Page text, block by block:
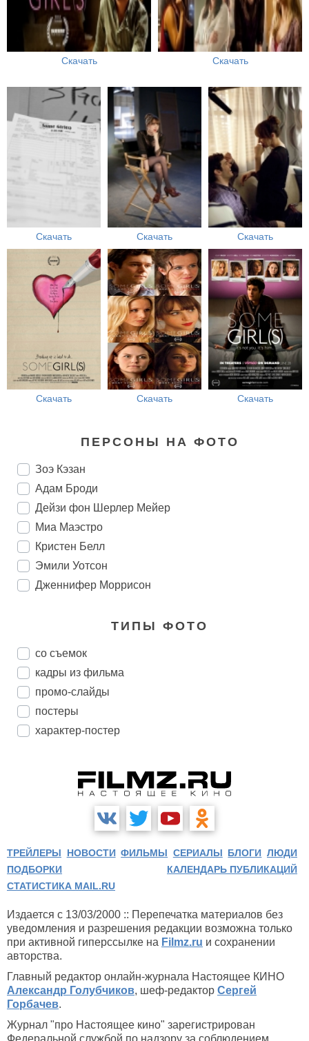
Скачать Скачать
Скачать Скачать Скачать
Скачать Скачать Скачать
ПЕРСОНЫ НА ФОТО
Зоэ Кэзан
Адам Броди
Дейзи фон Шерлер Мейер
Миа Маэстро
Кристен Белл
Эмили Уотсон
Дженнифер Моррисон
ТИПЫ ФОТО
со съемок
кадры из фильма
промо-слайды
постеры
характер-постер
ТРЕЙЛЕРЫ НОВОСТИ ФИЛЬМЫ СЕРИАЛЫ БЛОГИ ЛЮДИ
ПОДБОРКИ
КАЛЕНДАРЬ ПУБЛИКАЦИЙ
СТАТИСТИКА MAIL.RU
Издается с 13/03/2000 :: Перепечатка материалов без
уведомления и разрешения редакции возможна только
при активной гиперссылке на Filmz.ru и сохранении
авторства.
Главный редактор онлайн-журнала Настоящее КИНО
Александр Голубчиков, шеф-редактор Сергей
Горбачев.
Журнал "про Настоящее кино" зарегистрирован
Федеральной службой по надзору за соблюдением